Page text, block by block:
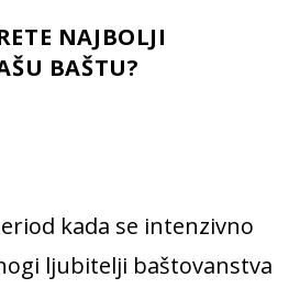
NAJBOLJI
BAŠTU?
kada se intenzivno
ljubitelji baštovanstva